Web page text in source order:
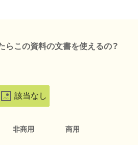
らこの資料の文書を使えるの？
該当なし
非商用 商用